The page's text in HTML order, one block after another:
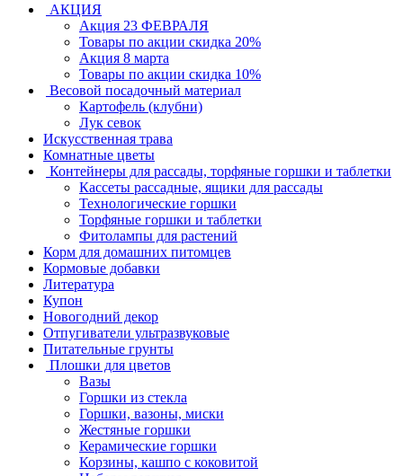
АКЦИЯ
Акция 23 ФЕВРАЛЯ
Товары по акции скидка 20%
Акция 8 марта
Товары по акции скидка 10%
Весовой посадочный материал
Картофель (клубни)
Лук севок
Искусственная трава
Комнатные цветы
Контейнеры для рассады, торфяные горшки и таблетки
Кассеты рассадные, ящики для рассады
Технологические горшки
Торфяные горшки и таблетки
Фитолампы для растений
Корм для домашних питомцев
Кормовые добавки
Литература
Купон
Новогодний декор
Отпугиватели ультразвуковые
Питательные грунты
Плошки для цветов
Вазы
Горшки из стекла
Горшки, вазоны, миски
Жестяные горшки
Керамические горшки
Корзины, кашпо с коковитой